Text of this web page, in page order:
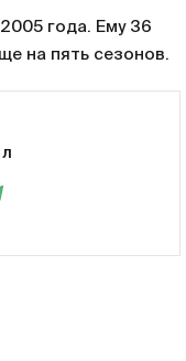
года. Ему 36
на пять сезонов.